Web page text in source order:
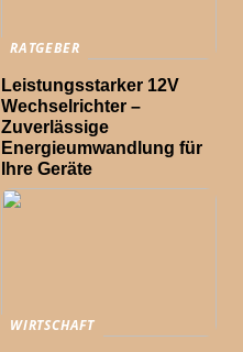
RATGEBER
Leistungsstarker 12V
Wechselrichter –
Zuverlässige
Energieumwandlung für
Ihre Geräte
WIRTSCHAFT